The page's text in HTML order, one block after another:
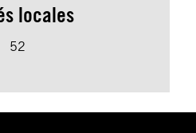
locales
52